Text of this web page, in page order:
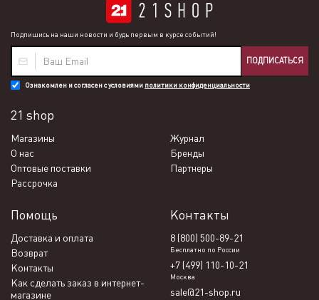
Подпишись на наши новости и будь первым в курсе событий!
ПОДПИСАТЬСЯ
Ознакомлен и согласен с условиями политики конфиденциальности
21 shop
Магазины
Журнал
О нас
Бренды
Оптовые поставки
Партнеры
Рассрочка
Помощь
Доставка и оплата
Возврат
Контакты
Как сделать заказ в интернет-
магазине
Контакты
8 (800) 500-89-21
Бесплатно по России
+7 (499) 110-10-21
Москва
sale@21-shop.ru